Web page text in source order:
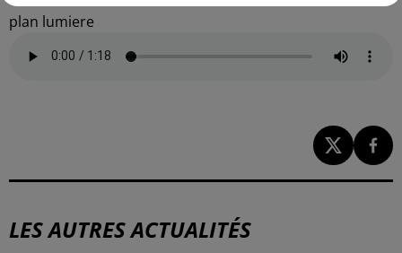
plan lumiere
LES AUTRES ACTUALITÉS